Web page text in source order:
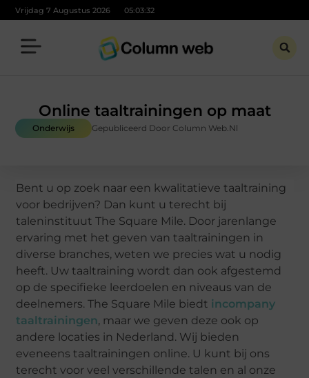
Vrijdag 7 Augustus 2026 05:03:33
Online taaltrainingen op maat
Onderwijs Gepubliceerd Door Column Web.nl
Bent u op zoek naar een kwalitatieve taaltraining
voor bedrijven? Dan kunt u terecht bij
taleninstituut The Square Mile. Door jarenlange
ervaring met het geven van taaltrainingen in
diverse branches, weten we precies wat u nodig
heeft. Uw taaltraining wordt dan ook afgestemd
op de specifieke leerdoelen en niveaus van de
deelnemers. The Square Mile biedt incompany
taaltrainingen, maar we geven deze ook op
andere locaties in Nederland. Wij bieden
eveneens taaltrainingen online. U kunt bij ons
terecht voor veel verschillende talen en al onze